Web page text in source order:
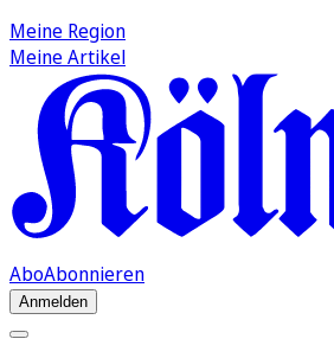
Meine Region
Meine Artikel
AboAbonnieren
Anmelden